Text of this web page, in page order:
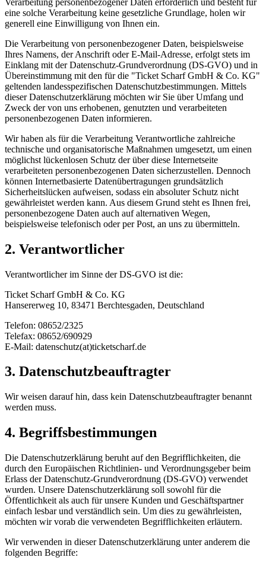
eine solche Verarbeitung keine gesetzliche Grundlage, holen wir
generell eine Einwilligung von Ihnen ein.
Die Verarbeitung von personenbezogener Daten, beispielsweise
Ihres Namens, der Anschrift oder E-Mail-Adresse, erfolgt stets im
Einklang mit der Datenschutz-Grundverordnung (DS-GVO) und in
Übereinstimmung mit den für die "Ticket Scharf GmbH & Co. KG"
geltenden landesspezifischen Datenschutzbestimmungen. Mittels
dieser Datenschutzerklärung möchten wir Sie über Umfang und
Zweck der von uns erhobenen, genutzten und verarbeiteten
personenbezogenen Daten informieren.
Wir haben als für die Verarbeitung Verantwortliche zahlreiche
technische und organisatorische Maßnahmen umgesetzt, um einen
möglichst lückenlosen Schutz der über diese Internetseite
verarbeiteten personenbezogenen Daten sicherzustellen. Dennoch
können Internetbasierte Datenübertragungen grundsätzlich
Sicherheitslücken aufweisen, sodass ein absoluter Schutz nicht
gewährleistet werden kann. Aus diesem Grund steht es Ihnen frei,
personenbezogene Daten auch auf alternativen Wegen,
beispielsweise telefonisch oder per Post, an uns zu übermitteln.
2. Verantwortlicher
Verantwortlicher im Sinne der DS-GVO ist die:
Ticket Scharf GmbH & Co. KG
Hansererweg 10, 83471 Berchtesgaden, Deutschland
Telefon: 08652/2325
Telefax: 08652/690929
E-Mail: datenschutz(at)ticketscharf.de
3. Datenschutzbeauftragter
Wir weisen darauf hin, dass kein Datenschutzbeauftragter benannt
werden muss.
4. Begriffsbestimmungen
Die Datenschutzerklärung beruht auf den Begrifflichkeiten, die
durch den Europäischen Richtlinien- und Verordnungsgeber beim
Erlass der Datenschutz-Grundverordnung (DS-GVO) verwendet
wurden. Unsere Datenschutzerklärung soll sowohl für die
Öffentlichkeit als auch für unsere Kunden und Geschäftspartner
einfach lesbar und verständlich sein. Um dies zu gewährleisten,
möchten wir vorab die verwendeten Begrifflichkeiten erläutern.
Wir verwenden in dieser Datenschutzerklärung unter anderem die
folgenden Begriffe: